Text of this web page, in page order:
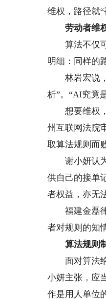
维权，路径就
劳动者维权
算法不仅可
明细：同样的
林岩宏说，
析”。“AI究竟
想要维权，
州互联网法院
取算法规则而
谢小妍认为
供自己的接单
者权益，亦无
福建金磊律
者对规则的知
算法规则制
面对算法给
小妍主张，应
作是用人单位